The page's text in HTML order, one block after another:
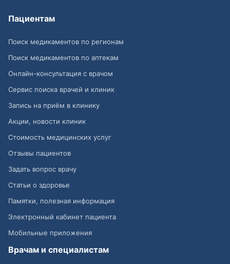
Пациентам
Поиск медикаментов по регионам
Поиск медикаментов по аптекам
Онлайн-консультация с врачом
Сервис поиска врачей и клиник
Запись на приём в клинику
Акции, новости клиник
Стоимость медицинских услуг
Отзывы пациентов
Задать вопрос врачу
Статьи о здоровье
Памятки, полезная информация
Электронный кабинет пациента
Мобильные приложения
Врачам и специалистам